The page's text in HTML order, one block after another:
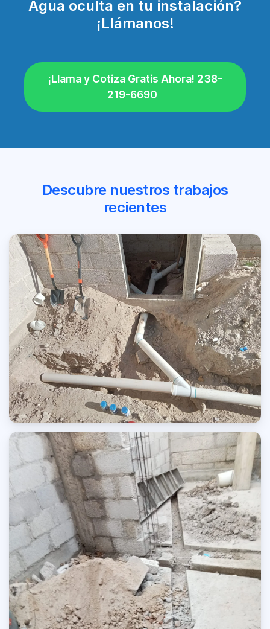
Agua oculta en tu instalación?
¡Llámanos!
¡Llama y Cotiza Gratis Ahora! 238-
219-6690
Descubre nuestros trabajos
recientes